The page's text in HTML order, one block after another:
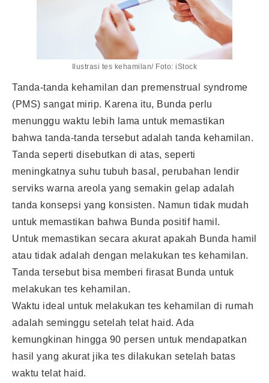
Ilustrasi tes kehamilan/ Foto: iStock
Tanda-tanda kehamilan dan premenstrual syndrome
(PMS) sangat mirip. Karena itu, Bunda perlu
menunggu waktu lebih lama untuk memastikan
bahwa tanda-tanda tersebut adalah tanda kehamilan.
Tanda seperti disebutkan di atas, seperti
meningkatnya suhu tubuh basal, perubahan lendir
serviks warna areola yang semakin gelap adalah
tanda konsepsi yang konsisten. Namun tidak mudah
untuk memastikan bahwa Bunda positif hamil.
Untuk memastikan secara akurat apakah Bunda hamil
atau tidak adalah dengan melakukan tes kehamilan.
Tanda tersebut bisa memberi firasat Bunda untuk
melakukan tes kehamilan.
Waktu ideal untuk melakukan tes kehamilan di rumah
adalah seminggu setelah telat haid. Ada
kemungkinan hingga 90 persen untuk mendapatkan
hasil yang akurat jika tes dilakukan setelah batas
waktu telat haid.